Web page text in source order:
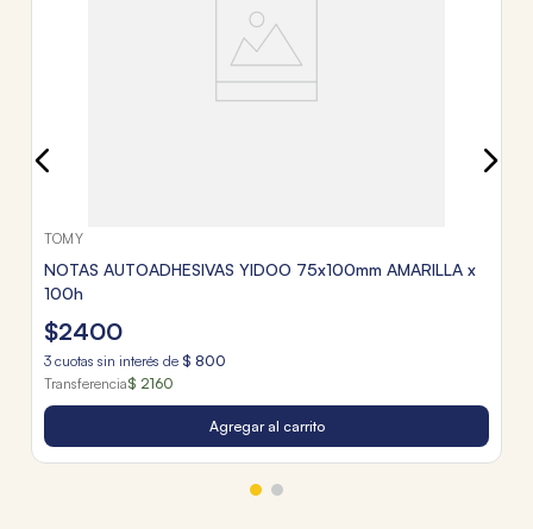
TOMY
NOTAS AUTOADHESIVAS YIDOO 75x100mm AMARILLA x
100h
$2400
3 cuotas sin interés de $ 800
Transferencia$ 2160
Agregar al carrito